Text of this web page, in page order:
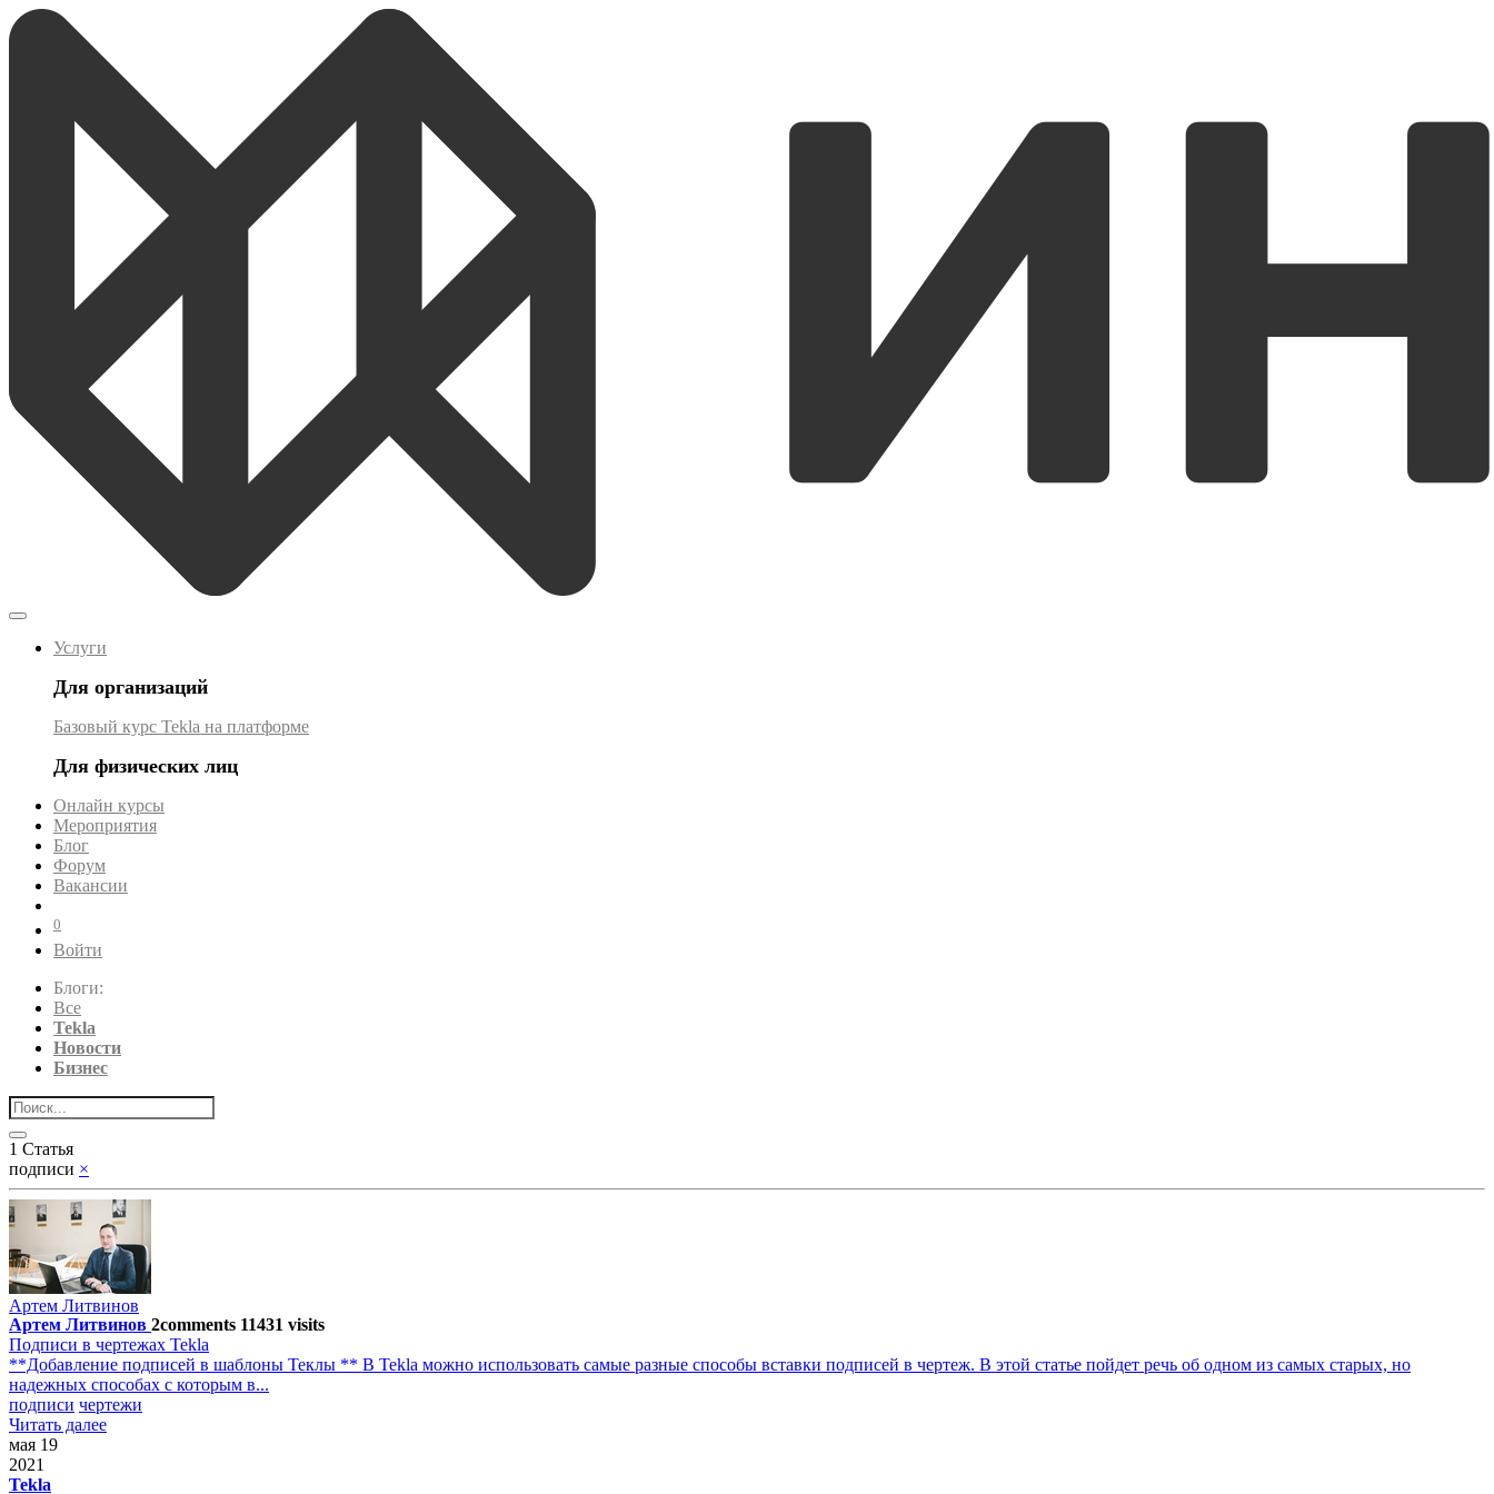
Услуги
Для организаций
Базовый курс Tekla на платформе
Для физических лиц
Онлайн курсы
Мероприятия
Блог
Форум
Вакансии
0
Войти
Блоги:
Все
Tekla
Новости
Бизнес
1 Статья
подписи ×
Артем Литвинов
Артем Литвинов 2comments 11431 visits
Подписи в чертежах Tekla
**Добавление подписей в шаблоны Теклы ** В Tekla можно использовать самые разные способы вставки подписей в чертеж. В этой статье пойдет речь об одном из самых старых, но
надежных способах с которым в...
подписи чертежи
Читать далее
мая 19
2021
Tekla